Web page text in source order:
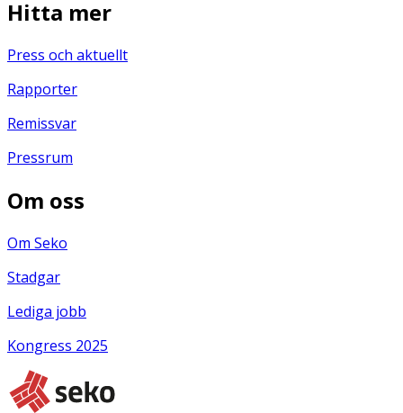
Hitta mer
Press och aktuellt
Rapporter
Remissvar
Pressrum
Om oss
Om Seko
Stadgar
Lediga jobb
Kongress 2025